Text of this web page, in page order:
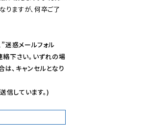
ますが、何卒ご了
”迷惑メールフォル
絡下さい。いずれの場
、キャンセルとなり
しています。)